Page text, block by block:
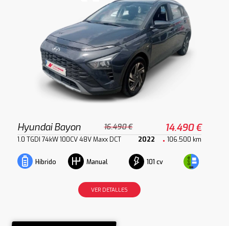
Hyundai Bayon 16.490 € 14.490 €
1.0 TGDI 74kW 100CV 48V Maxx DCT 2022 106.500 km
Híbrido Manual 101 cv
VER DETALLES